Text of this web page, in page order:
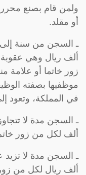
ولمن قام بصنع محرر
أو مقلد.
ألف ريال وهي عقوبة
زور خاتما أو علامة
موظفيها بصفته
في المملكة، وتعود
ألف لكل من زور
ألف ريال لكل من